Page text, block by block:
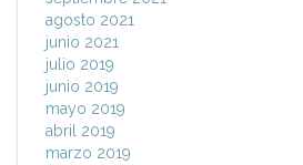
agosto 2021
junio 2021
julio 2019
junio 2019
mayo 2019
abril 2019
marzo 2019